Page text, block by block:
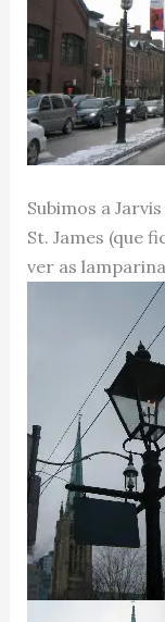
Subimos a
St. James (que
ver as